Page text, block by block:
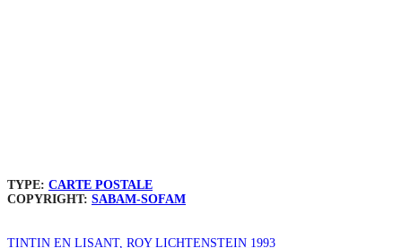
TYPE: CARTE POSTALE
COPYRIGHT: SABAM-SOFAM
TINTIN EN LISANT, ROY LICHTENSTEIN 1993